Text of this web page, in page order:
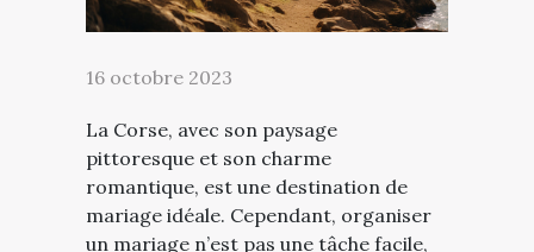
16 octobre 2023
La Corse, avec son paysage
pittoresque et son charme
romantique, est une destination de
mariage idéale. Cependant, organiser
un mariage n’est pas une tâche facile,